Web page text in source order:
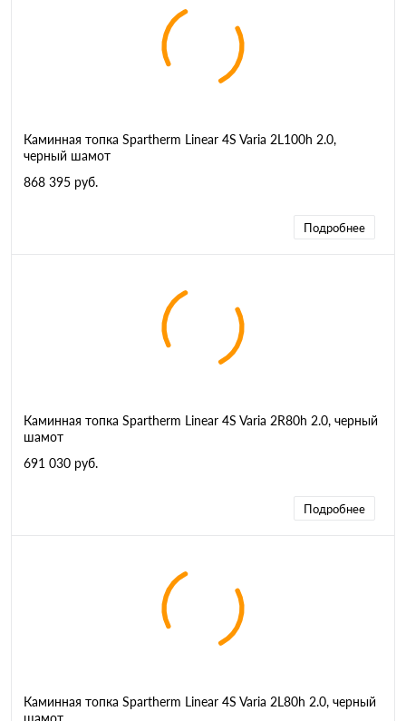
Каминная топка Spartherm Linear 4S Varia 2L100h 2.0,
черный шамот
868 395 руб.
Подробнее
Каминная топка Spartherm Linear 4S Varia 2R80h 2.0, черный
шамот
691 030 руб.
Подробнее
Каминная топка Spartherm Linear 4S Varia 2L80h 2.0, черный